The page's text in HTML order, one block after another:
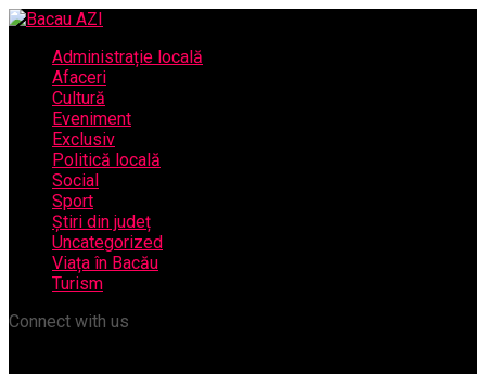
Administrație locală
Afaceri
Cultură
Eveniment
Exclusiv
Politică locală
Social
Sport
Știri din județ
Uncategorized
Viața în Bacău
Turism
Connect with us